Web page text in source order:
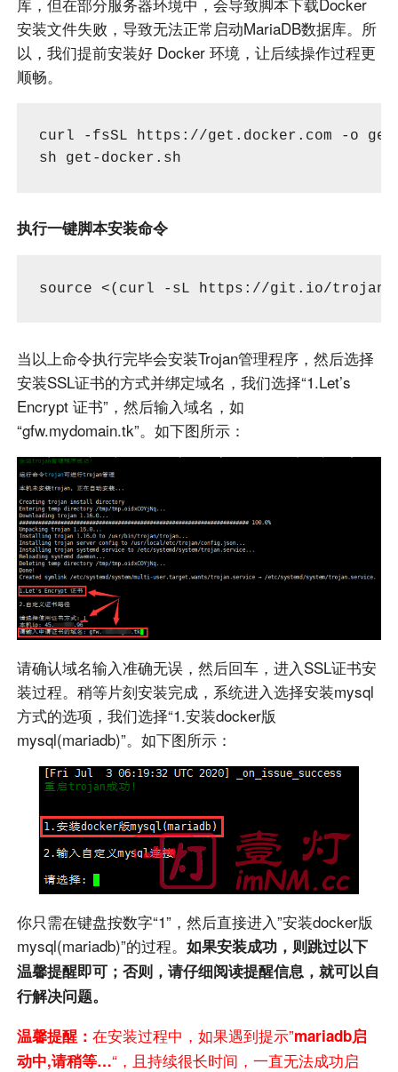
安装文件失败，导致无法正常启动MariaDB数据库。所
以，我们提前安装好 Docker 环境，让后续操作过程更
顺畅。
curl -fsSL https://get.docker.com -o
sh get-docker.sh
执行一键脚本安装命令
source <(curl -sL https://git.io/
当以上命令执行完毕会安装Trojan管理程序，然后选择
安装SSL证书的方式并绑定域名，我们选择“1.Let’s
Encrypt 证书”，然后输入域名，如
“gfw.mydomain.tk”。如下图所示：
请确认域名输入准确无误，然后回车，进入SSL证书安
装过程。稍等片刻安装完成，系统进入选择安装mysql
方式的选项，我们选择“1.安装docker版
mysql(mariadb)”。如下图所示：
你只需在键盘按数字“1”，然后直接进入”安装docker版
mysql(mariadb)”的过程。 如果安装成功，则跳过以下
温馨提醒即可；否则，请仔细阅读提醒信息，就可以自
行解决问题。
温馨提醒： 在安装过程中，如果遇到提示”mariadb启
动中,请稍等…“，且持续很长时间，一直无法成功启